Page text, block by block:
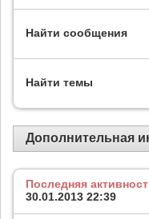
Найти сообщения
Найти темы
Дополнительная
Последняя
30.01.2013 22:39